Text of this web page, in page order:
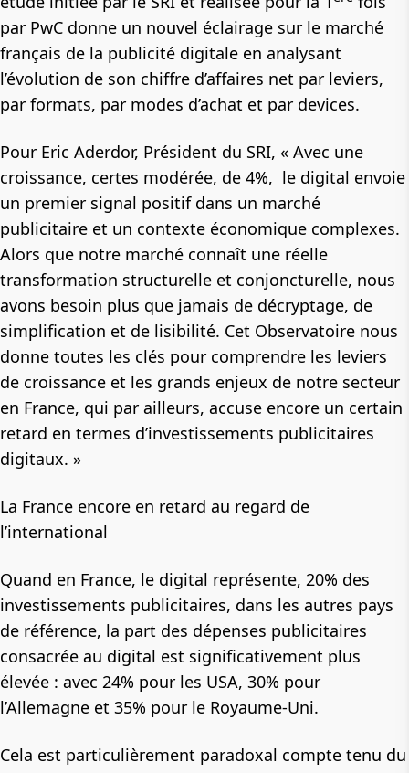
par PwC donne un nouvel éclairage sur le marché
français de la publicité digitale en analysant
l’évolution de son chiffre d’affaires net par leviers,
par formats, par modes d’achat et par devices.
Pour Eric Aderdor, Président du SRI, « Avec une
croissance, certes modérée, de 4%, le digital envoie
un premier signal positif dans un marché
publicitaire et un contexte économique complexes.
Alors que notre marché connaît une réelle
transformation structurelle et conjoncturelle, nous
avons besoin plus que jamais de décryptage, de
simplification et de lisibilité. Cet Observatoire nous
donne toutes les clés pour comprendre les leviers
de croissance et les grands enjeux de notre secteur
en France, qui par ailleurs, accuse encore un certain
retard en termes d’investissements publicitaires
digitaux. »
La France encore en retard au regard de
l’international
Quand en France, le digital représente, 20% des
investissements publicitaires, dans les autres pays
de référence, la part des dépenses publicitaires
consacrée au digital est significativement plus
élevée : avec 24% pour les USA, 30% pour
l’Allemagne et 35% pour le Royaume-Uni.
Cela est particulièrement paradoxal compte tenu du